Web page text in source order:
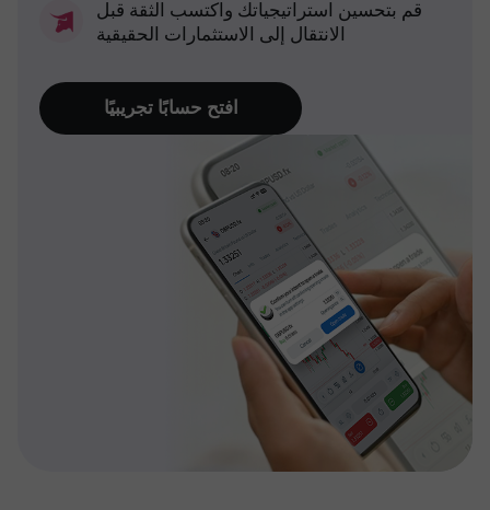
قم بتحسين استراتيجياتك واكتسب الثقة قبل
الانتقال إلى الاستثمارات الحقيقية
افتح حسابًا تجريبيًا